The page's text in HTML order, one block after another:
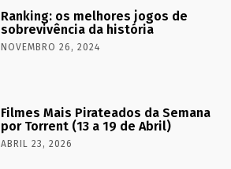
Ranking: os melhores jogos de
sobrevivência da história
NOVEMBRO 26, 2024
Filmes Mais Pirateados da Semana
por Torrent (13 a 19 de Abril)
ABRIL 23, 2026